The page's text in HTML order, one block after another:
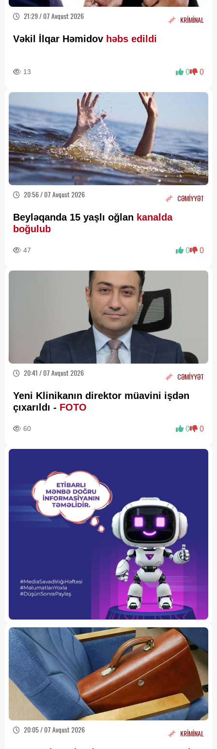
21:29 / 07 Avqust 2026 KRİMİNAL
Vəkil İlqar Həmidov həbs edildi
13 0 0
20:56 / 07 Avqust 2026 CƏMİYYƏT
Beyləqanda 15 yaşlı oğlan kanalda
boğulub
47 0 0
20:41 / 07 Avqust 2026 CƏMİYYƏT
Yeni Klinikanın direktor müavini işdən
çıxarıldı - FOTO
60 0 0
20:05 / 07 Avqust 2026 KRİMİNAL